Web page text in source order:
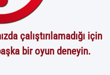
çalıştırılamadığı için
bir oyun deneyin.